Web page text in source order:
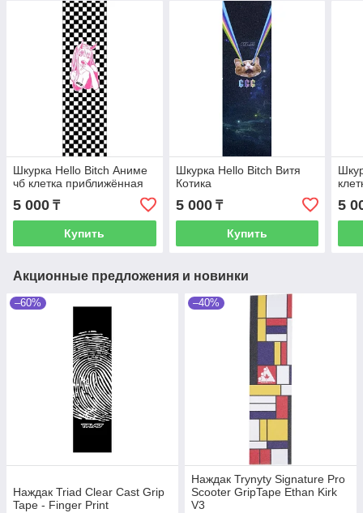
Шкурка Hello Bitch Аниме
чб клетка приближённая
5 000 ₸
Купить
Шкурка Hello Bitch Витя
Котика
5 000₸
Купить
5
Акционные предложения и новинки
–60%
Наждак Triad Clear Cast Grip
Tape - Finger Print
–40%
Наждак Trynyty Signature Pro
Scooter GripTape Ethan Kirk
V3